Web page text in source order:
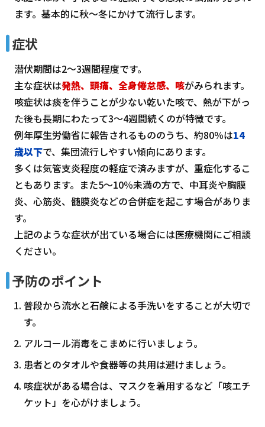
ます。基本的に秋～冬にかけて流行します。
症状
潜伏期間は2～3週間程度です。
主な症状は発熱、頭痛、全身倦怠感、咳がみられます。
咳症状は痰を伴うことが少ない乾いた咳で、熱が下がっ
た後も長期にわたって3～4週間続くのが特徴です。
例年厚生労働省に報告されるもののうち、約80％は14
歳以下で、集団流行しやすい傾向にあります。
多くは気管支炎程度の軽症で済みますが、重症化するこ
ともあります。また5～10％未満の方で、中耳炎や胸膜
炎、心筋炎、髄膜炎などの合併症を起こす場合がありま
す。
上記のような症状が出ている場合には医療機関にご相談
ください。
予防のポイント
普段から流水と石鹸による手洗いをすることが大切で
す。
アルコール消毒をこまめに行いましょう。
患者とのタオルや食器等の共用は避けましょう。
咳症状がある場合は、マスクを着用するなど「咳エチ
ケット」を心がけましょう。